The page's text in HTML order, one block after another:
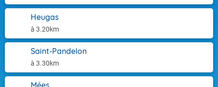
Heugas
à 3.20km
Saint-Pandelon
à 3.30km
Mées